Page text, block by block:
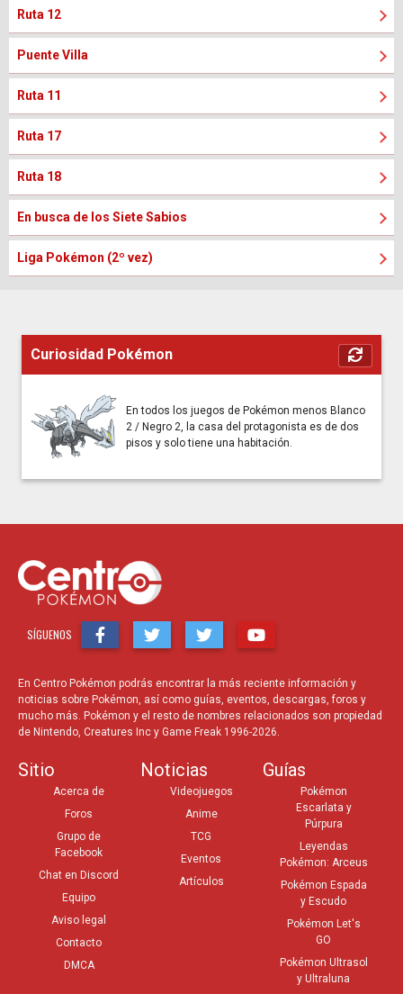
Ruta 12
Puente Villa
Ruta 11
Ruta 17
Ruta 18
En busca de los Siete Sabios
Liga Pokémon (2º vez)
Curiosidad Pokémon
En todos los juegos de Pokémon menos Blanco
2 / Negro 2, la casa del protagonista es de dos
pisos y solo tiene una habitación.
SÍGUENOS
En Centro Pokémon podrás encontrar la más reciente información y
noticias sobre Pokémon, así como guías, eventos, descargas, foros y
mucho más. Pokémon y el resto de nombres relacionados son propiedad
de Nintendo, Creatures Inc y Game Freak 1996-2026.
Sitio
Acerca de
Foros
Grupo de
Facebook
Chat en Discord
Equipo
Aviso legal
Contacto
DMCA
Noticias
Videojuegos
Anime
TCG
Eventos
Artículos
Guías
Pokémon
Escarlata y
Púrpura
Leyendas
Pokémon: Arceus
Pokémon Espada
y Escudo
Pokémon Let's
GO
Pokémon Ultrasol
y Ultraluna